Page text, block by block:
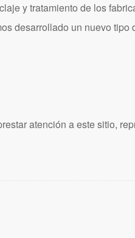
y tratamiento de los
desarrollado un nuevo tipo
atención a este sitio,